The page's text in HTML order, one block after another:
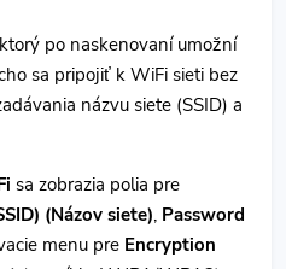
po naskenovaní umožní
sa pripojiť k WiFi sieti bez
názvu siete (SSID) a
sa zobrazia polia pre
(Názov siete), Password
menu pre Encryption